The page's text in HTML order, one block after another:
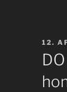
AM
12.